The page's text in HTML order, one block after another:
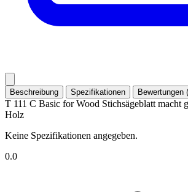
Beschreibung Spezifikationen Bewertungen
T 111 C Basic for Wood Stichsägeblatt macht
Holz
Keine Spezifikationen angegeben.
0.0